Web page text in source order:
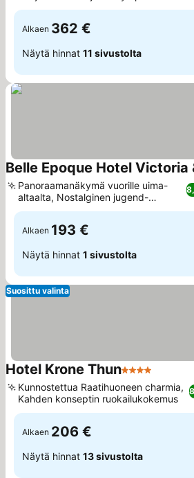
Alkaen 362 €
Näytä hinnat 11 sivustolta
Belle Epoque Hotel
Panoraamanäkymä vuorille uima-
altaalta, Nostalginen jugend-
ruokasali
Alkaen 193 €
Näytä hinnat 1 sivustolta
Suosittu valinta
Hotel Krone Thun4 Tähtiluokitus
Kunnostettua Raatihuoneen charmia,
Kahden konseptin ruokailukokemus
Alkaen 206 €
Näytä hinnat 13 sivustolta